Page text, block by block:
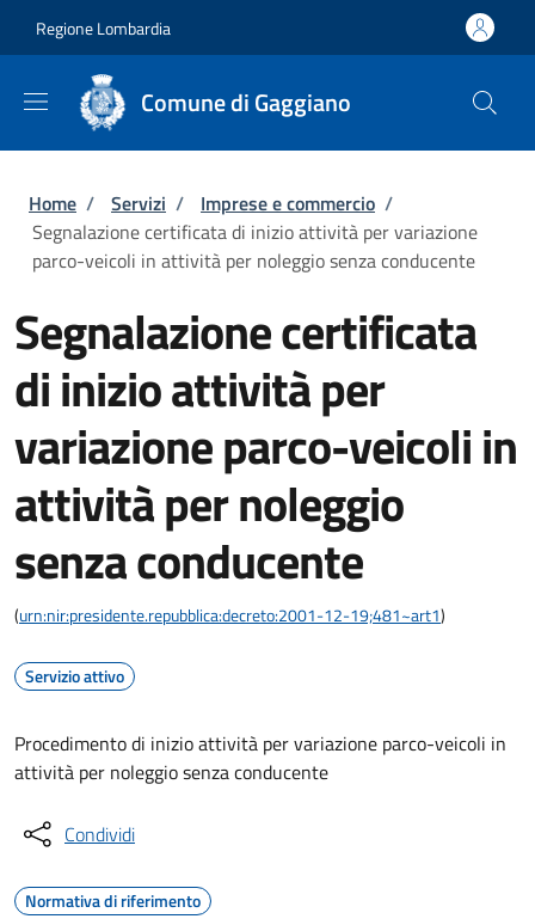
Regione Lombardia
Comune di Gaggiano
Briciole di pane
Home / Servizi / Imprese e commercio /
Segnalazione certificata di inizio attività per variazione
parco-veicoli in attività per noleggio senza conducente
Segnalazione certificata
di inizio attività per
variazione parco-veicoli in
attività per noleggio
senza conducente
(urn:nir:presidente.repubblica:decreto:2001-12-19;481~art1)
Servizio attivo
Procedimento di inizio attività per variazione parco-veicoli in
attività per noleggio senza conducente
Condividi
Normativa di riferimento